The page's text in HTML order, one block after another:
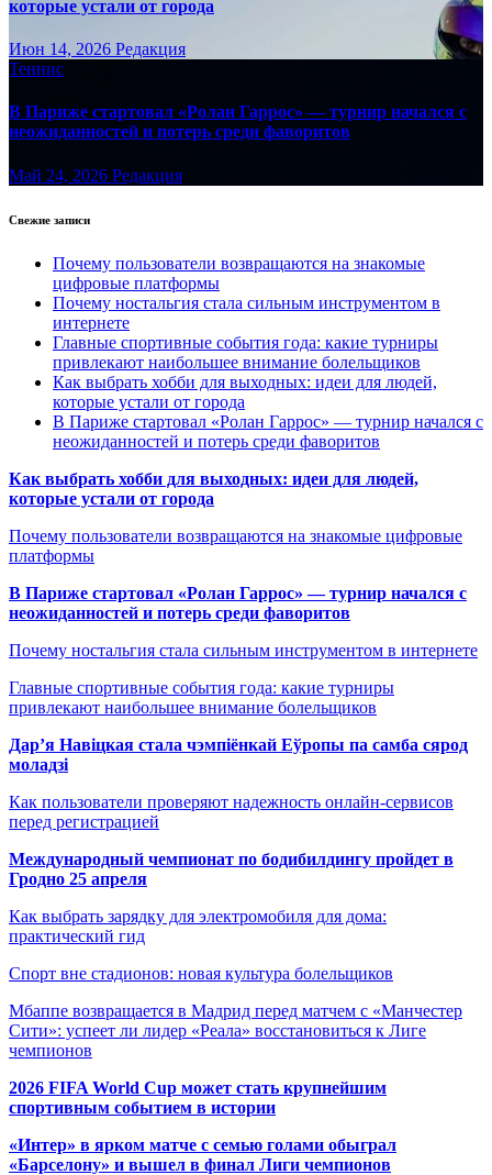
которые устали от города
Июн 14, 2026 Редакция
Теннис
В Париже стартовал «Ролан Гаррос» — турнир начался с
неожиданностей и потерь среди фаворитов
Май 24, 2026 Редакция
Свежие записи
Почему пользователи возвращаются на знакомые
цифровые платформы
Почему ностальгия стала сильным инструментом в
интернете
Главные спортивные события года: какие турниры
привлекают наибольшее внимание болельщиков
Как выбрать хобби для выходных: идеи для людей,
которые устали от города
В Париже стартовал «Ролан Гаррос» — турнир начался с
неожиданностей и потерь среди фаворитов
Как выбрать хобби для выходных: идеи для людей,
которые устали от города
Почему пользователи возвращаются на знакомые цифровые
платформы
В Париже стартовал «Ролан Гаррос» — турнир начался с
неожиданностей и потерь среди фаворитов
Почему ностальгия стала сильным инструментом в интернете
Главные спортивные события года: какие турниры
привлекают наибольшее внимание болельщиков
Дар’я Навіцкая стала чэмпіёнкай Еўропы па самба сярод
моладзі
Как пользователи проверяют надежность онлайн-сервисов
перед регистрацией
Международный чемпионат по бодибилдингу пройдет в
Гродно 25 апреля
Как выбрать зарядку для электромобиля для дома:
практический гид
Спорт вне стадионов: новая культура болельщиков
Мбаппе возвращается в Мадрид перед матчем с «Манчестер
Сити»: успеет ли лидер «Реала» восстановиться к Лиге
чемпионов
2026 FIFA World Cup может стать крупнейшим
спортивным событием в истории
«Интер» в ярком матче с семью голами обыграл
«Барселону» и вышел в финал Лиги чемпионов